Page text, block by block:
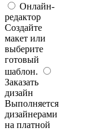
Онлайн-
редактор
Создайте
макет или
выберите
готовый
шаблон.
Заказать
дизайн
Выполняется
дизайнерами
на платной